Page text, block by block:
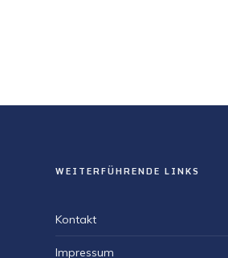
WEITERFÜHRENDE LINKS
Kontakt
Impressum